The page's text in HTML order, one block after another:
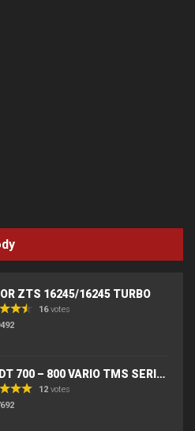
ZTS 16245/16245 TURBO
16votes
FENDT 700 – 800 VARIO TMS SERIES (IC) V2
12 votes